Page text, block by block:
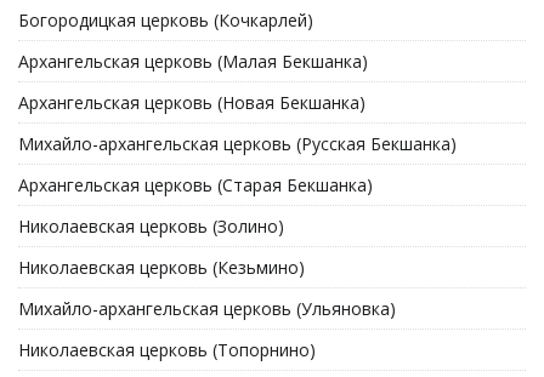
Богородицкая церковь (Кочкарлей)
Архангельская церковь (Малая Бекшанка)
Архангельская церковь (Новая Бекшанка)
Михайло-архангельская церковь (Русская Бекшанка)
Архангельская церковь (Старая Бекшанка)
Николаевская церковь (Золино)
Николаевская церковь (Кезьмино)
Михайло-архангельская церковь (Ульяновка)
Николаевская церковь (Топорнино)